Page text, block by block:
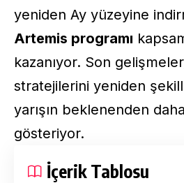
yeniden Ay yüzeyine
Artemis programı
kazanıyor. Son
stratejilerini yeniden
yarışın beklenenden
gösteriyor.
İçerik Tablosu